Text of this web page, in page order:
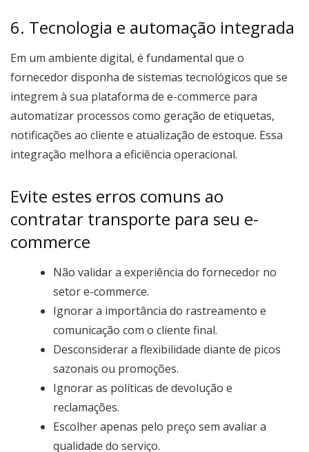
6. Tecnologia e automação integrada
Em um ambiente digital, é fundamental que o
fornecedor disponha de sistemas tecnológicos que se
integrem à sua plataforma de e-commerce para
automatizar processos como geração de etiquetas,
notificações ao cliente e atualização de estoque. Essa
integração melhora a eficiência operacional.
Evite estes erros comuns ao
contratar transporte para seu e-
commerce
Não validar a experiência do fornecedor no
setor e-commerce.
Ignorar a importância do rastreamento e
comunicação com o cliente final.
Desconsiderar a flexibilidade diante de picos
sazonais ou promoções.
Ignorar as políticas de devolução e
reclamações.
Escolher apenas pelo preço sem avaliar a
qualidade do serviço.